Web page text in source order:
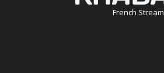
French Stream